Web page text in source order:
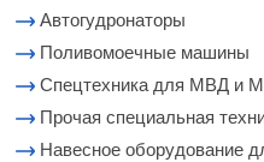
Автогудронаторы
Поливомоечные машины
Cпецтехника для МВД и
Прочая специальная
Навесное оборудование